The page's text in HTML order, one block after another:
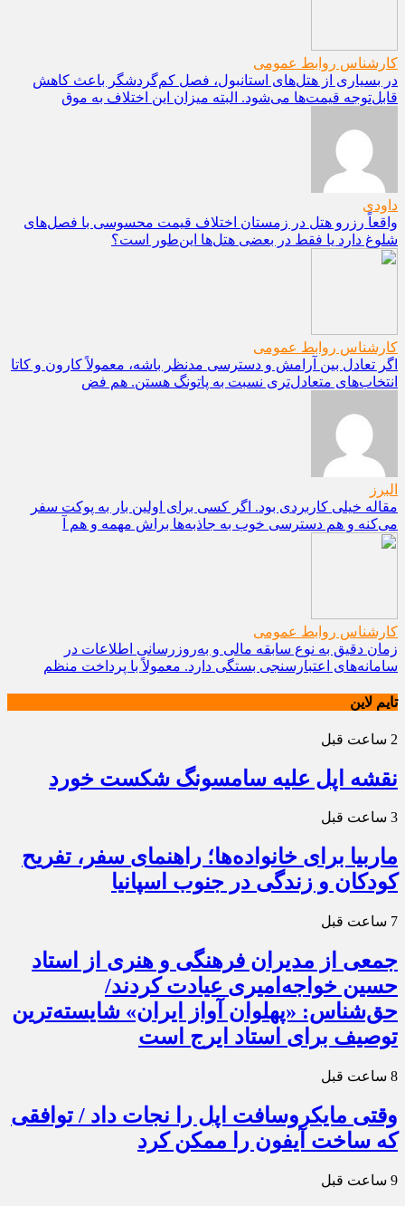
کارشناس روابط عمومی
در بسیاری از هتل‌های استانبول، فصل کم‌گردشگر باعث کاهش
قابل‌توجه قیمت‌ها می‌شود. البته میزان این اختلاف به موق
داودی
واقعاً رزرو هتل در زمستان اختلاف قیمت محسوسی با فصل‌های
شلوغ دارد یا فقط در بعضی هتل‌ها این‌طور است؟
کارشناس روابط عمومی
اگر تعادل بین آرامش و دسترسی مدنظر باشه، معمولاً کارون و کاتا
انتخاب‌های متعادل‌تری نسبت به پاتونگ هستن. هم فض
البرز
مقاله خیلی کاربردی بود. اگر کسی برای اولین بار به پوکت سفر
می‌کنه و هم دسترسی خوب به جاذبه‌ها براش مهمه و هم آ
کارشناس روابط عمومی
زمان دقیق به نوع سابقه مالی و به‌روزرسانی اطلاعات در
سامانه‌های اعتبارسنجی بستگی دارد. معمولاً با پرداخت منظم
تایم لاین
2 ساعت قبل
نقشه اپل علیه سامسونگ شکست خورد
3 ساعت قبل
ماربیا برای خانواده‌ها؛ راهنمای سفر، تفریح
کودکان و زندگی در جنوب اسپانیا
7 ساعت قبل
جمعی از مدیران فرهنگی و هنری از استاد
حسین خواجه‌امیری عیادت کردند/
حق‌شناس: «پهلوان آواز ایران» شایسته‌ترین
توصیف برای استاد ایرج است
8 ساعت قبل
وقتی مایکروسافت اپل را نجات داد / توافقی
که ساخت آیفون را ممکن کرد
9 ساعت قبل